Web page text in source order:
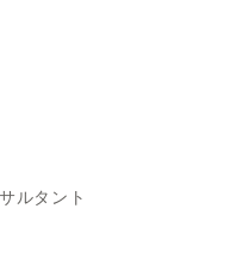
ルタント